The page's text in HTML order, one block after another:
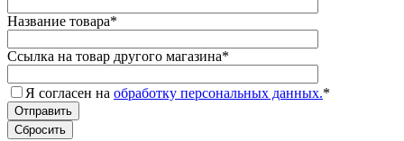
Название товара*
Ссылка на товар другого магазина*
Я согласен на обработку персональных данных.*